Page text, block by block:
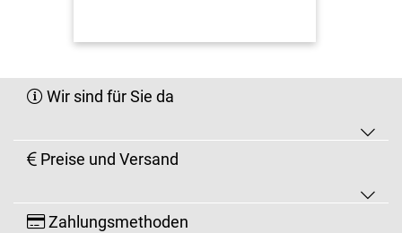
Wir sind für Sie da
Preise und Versand
Zahlungsmethoden